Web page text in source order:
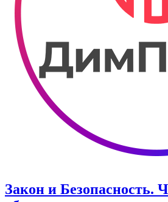
Закон и Безопасность.